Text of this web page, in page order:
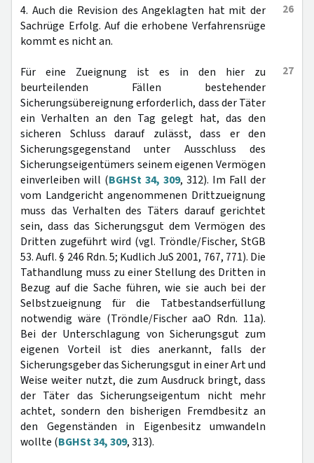
26
4. Auch die Revision des Angeklagten hat mit der
Sachrüge Erfolg. Auf die erhobene Verfahrensrüge
kommt es nicht an.
27
Für eine Zueignung ist es in den hier zu
beurteilenden Fällen bestehender
Sicherungsübereignung erforderlich, dass der Täter
ein Verhalten an den Tag gelegt hat, das den
sicheren Schluss darauf zulässt, dass er den
Sicherungsgegenstand unter Ausschluss des
Sicherungseigentümers seinem eigenen Vermögen
einverleiben will (BGHSt 34, 309, 312). Im Fall der
vom Landgericht angenommenen Drittzueignung
muss das Verhalten des Täters darauf gerichtet
sein, dass das Sicherungsgut dem Vermögen des
Dritten zugeführt wird (vgl. Tröndle/Fischer, StGB
53. Aufl. § 246 Rdn. 5; Kudlich JuS 2001, 767, 771). Die
Tathandlung muss zu einer Stellung des Dritten in
Bezug auf die Sache führen, wie sie auch bei der
Selbstzueignung für die Tatbestandserfüllung
notwendig wäre (Tröndle/Fischer aaO Rdn. 11a).
Bei der Unterschlagung von Sicherungsgut zum
eigenen Vorteil ist dies anerkannt, falls der
Sicherungsgeber das Sicherungsgut in einer Art und
Weise weiter nutzt, die zum Ausdruck bringt, dass
der Täter das Sicherungseigentum nicht mehr
achtet, sondern den bisherigen Fremdbesitz an
den Gegenständen in Eigenbesitz umwandeln
wollte (BGHSt 34, 309, 313).